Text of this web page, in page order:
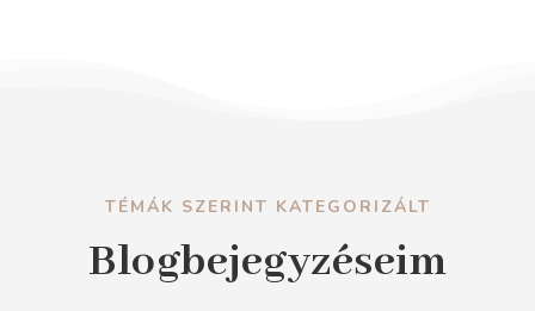
TÉMÁK SZERINT KATEGORIZÁLT
Blogbejegyzéseim